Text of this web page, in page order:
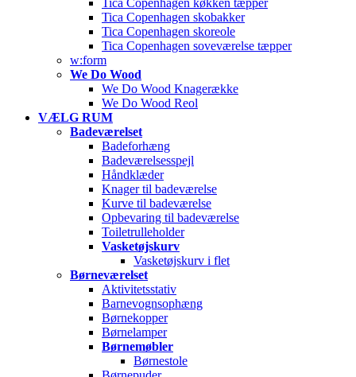
Tica Copenhagen køkken tæpper
Tica Copenhagen skobakker
Tica Copenhagen skoreole
Tica Copenhagen soveværelse tæpper
w:form
We Do Wood
We Do Wood Knagerække
We Do Wood Reol
VÆLG RUM
Badeværelset
Badeforhæng
Badeværelsesspejl
Håndklæder
Knager til badeværelse
Kurve til badeværelse
Opbevaring til badeværelse
Toiletrulleholder
Vasketøjskurv
Vasketøjskurv i flet
Børneværelset
Aktivitetsstativ
Barnevognsophæng
Børnekopper
Børnelamper
Børnemøbler
Børnestole